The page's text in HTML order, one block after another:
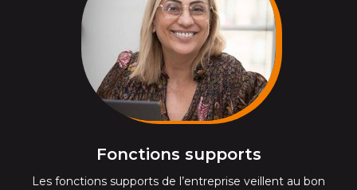
Fonctions supports
Les fonctions supports de l’entreprise veillent au bon